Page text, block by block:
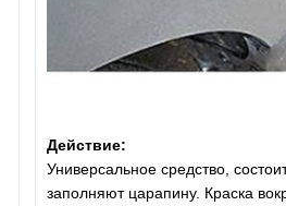
Действие:
Универсальное средство,
заполняют царапину. Краска